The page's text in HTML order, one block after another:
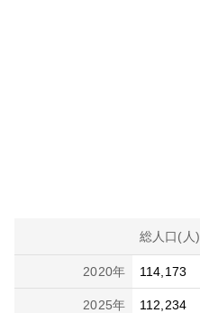
総人口(人)
2020年 114,173
2025年 112,234